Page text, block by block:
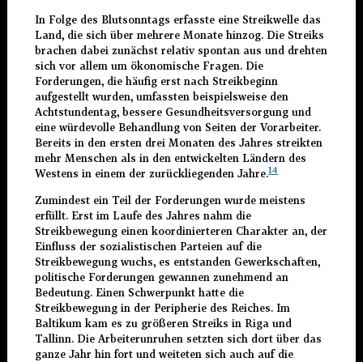
In Folge des Blutsonntags erfasste eine Streikwelle das
Land, die sich über mehrere Monate hinzog. Die Streiks
brachen dabei zunächst relativ spontan aus und drehten
sich vor allem um ökonomische Fragen. Die
Forderungen, die häufig erst nach Streikbeginn
aufgestellt wurden, umfassten beispielsweise den
Achtstundentag, bessere Gesundheitsversorgung und
eine würdevolle Behandlung von Seiten der Vorarbeiter.
Bereits in den ersten drei Monaten des Jahres streikten
mehr Menschen als in den entwickelten Ländern des
Westens in einem der zurückliegenden Jahre.14
Zumindest ein Teil der Forderungen wurde meistens
erfüllt. Erst im Laufe des Jahres nahm die
Streikbewegung einen koordinierteren Charakter an, der
Einfluss der sozialistischen Parteien auf die
Streikbewegung wuchs, es entstanden Gewerkschaften,
politische Forderungen gewannen zunehmend an
Bedeutung. Einen Schwerpunkt hatte die
Streikbewegung in der Peripherie des Reiches. Im
Baltikum kam es zu größeren Streiks in Riga und
Tallinn. Die Arbeiterunruhen setzten sich dort über das
ganze Jahr hin fort und weiteten sich auch auf die